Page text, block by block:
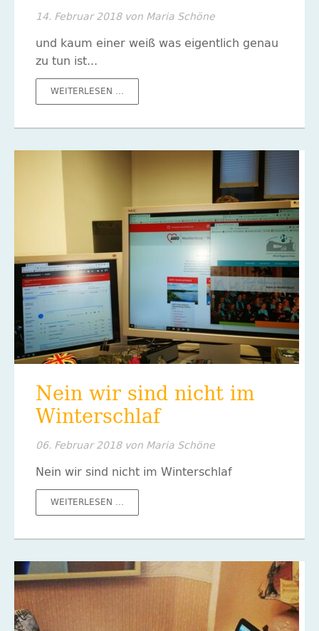
14. Februar 2018von Maria Schöne
und kaum einer weiß was eigentlich genau
zu tun ist...
WEITERLESEN …
NEUE
DATENSCHUTZVERORDNUNG
TÜR
Nein wir sind nicht im
Winterschlaf
06. Februar 2018von Maria Schöne
Nein wir sind nicht im Winterschlaf
WEITERLESEN …
SIND
IM
WINTERSCHLAF